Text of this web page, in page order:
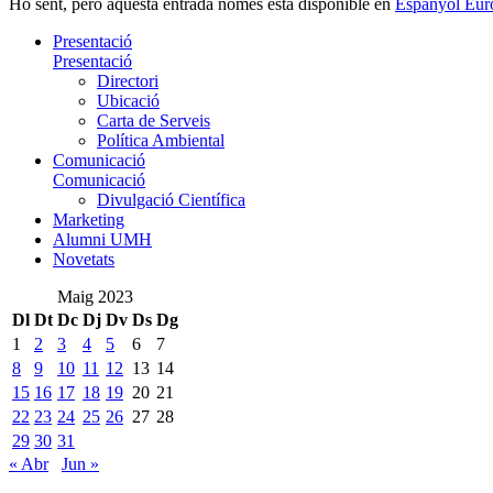
Presentació
Presentació
Directori
Ubicació
Carta de Serveis
Política Ambiental
Comunicació
Comunicació
Divulgació Científica
Marketing
Alumni UMH
Novetats
Maig 2023
Dl Dt Dc Dj Dv Ds Dg
1
2 3 4 5 6
7
8
9 10 11 12 13 14
15 16 17 18 19 20 21
22 23 24 25 26 27 28
29 30 31
« Abr
Jun »